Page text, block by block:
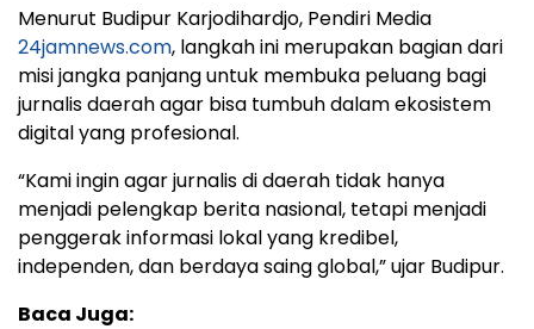
Menurut Budipur Karjodihardjo, Pendiri Media
24jamnews.com, langkah ini merupakan bagian dari
misi jangka panjang untuk membuka peluang bagi
jurnalis daerah agar bisa tumbuh dalam ekosistem
digital yang profesional.
“Kami ingin agar jurnalis di daerah tidak hanya
menjadi pelengkap berita nasional, tetapi menjadi
penggerak informasi lokal yang kredibel,
independen, dan berdaya saing global,” ujar Budipur.
Baca Juga: